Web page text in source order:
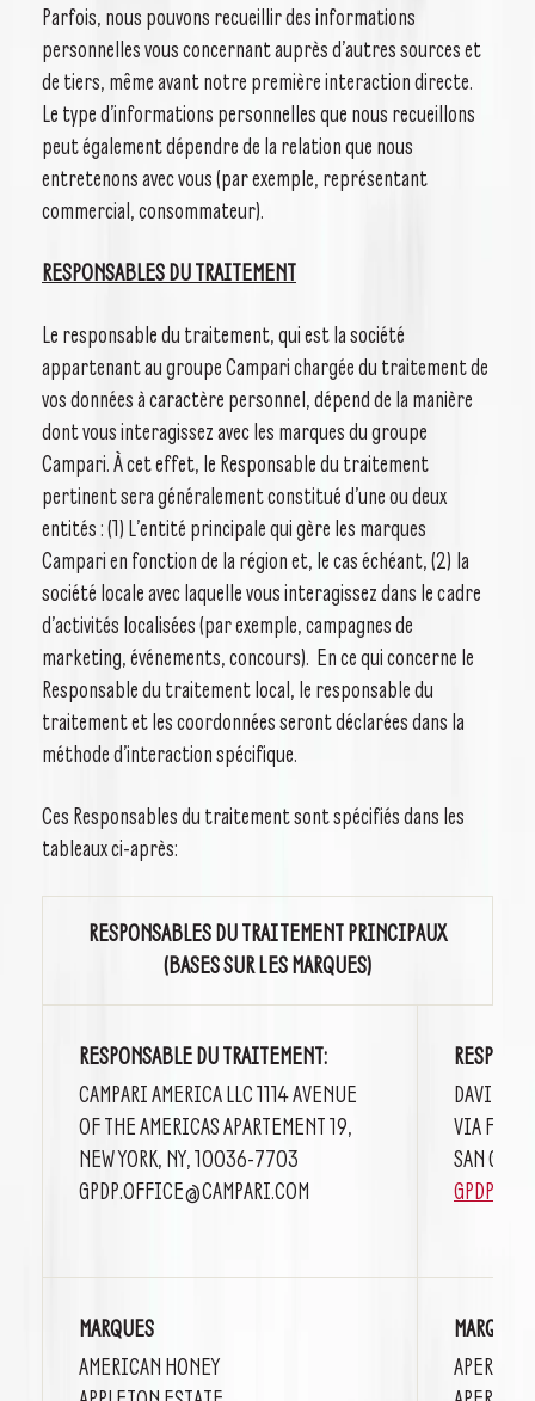
Parfois, nous pouvons recueillir des informations
personnelles vous concernant auprès d’autres sources et
de tiers, même avant notre première interaction directe.
Le type d’informations personnelles que nous recueillons
peut également dépendre de la relation que nous
entretenons avec vous (par exemple, représentant
commercial, consommateur).
RESPONSABLES DU TRAITEMENT
Le responsable du traitement, qui est la société
appartenant au groupe Campari chargée du traitement de
vos données à caractère personnel, dépend de la manière
dont vous interagissez avec les marques du groupe
Campari. À cet effet, le Responsable du traitement
pertinent sera généralement constitué d’une ou deux
entités : (1) L’entité principale qui gère les marques
Campari en fonction de la région et, le cas échéant, (2) la
société locale avec laquelle vous interagissez dans le cadre
d’activités localisées (par exemple, campagnes de
marketing, événements, concours). En ce qui concerne le
Responsable du traitement local, le responsable du
traitement et les coordonnées seront déclarées dans la
méthode d’interaction spécifique.
Ces Responsables du traitement sont spécifiés dans les
tableaux ci-après:
RESPONSABLES DU TRAITEMENT PRINCIPAUX
(BASES SUR LES MARQUES)
RESPONSABLE DU TRAITEMENT:
CAMPARI AMERICA LLC 1114 AVENUE
OF THE AMERICAS APARTEMENT 19,
NEW YORK, NY, 10036-7703
GPDP.OFFICE@CAMPARI.COM
DAVIDE
VIA F.
SAN
MARQUES
AMERICAN HONEY
MARQUES
APEROL